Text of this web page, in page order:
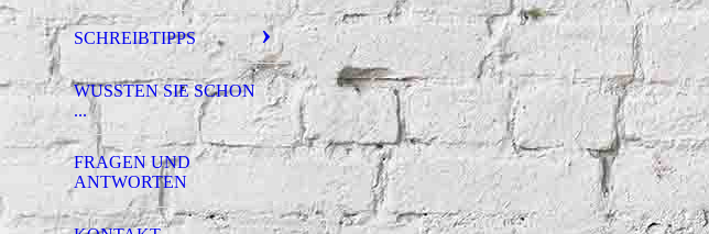
SCHREIBTIPPS
WUSSTEN SIE SCHON
...
FRAGEN UND
ANTWORTEN